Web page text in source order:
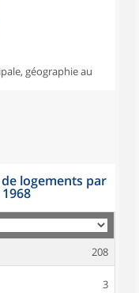
géographie au
logements par
208
3